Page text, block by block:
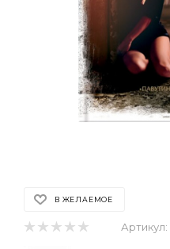
В ЖЕЛАЕМОЕ
Артикул: